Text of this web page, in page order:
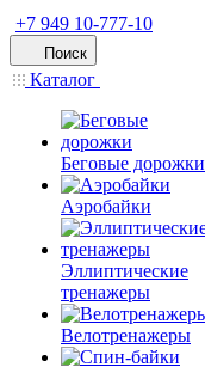
+7 949 10-777-10
Поиск
Каталог
Беговые дорожки
Аэробайки
Эллиптические
тренажеры
Велотренажеры